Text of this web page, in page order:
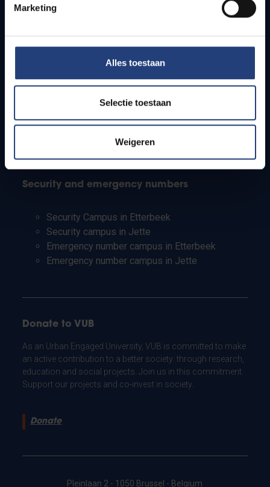
Marketing
Alles toestaan
Selectie toestaan
Weigeren
Students
PhD students
Teachers and secondary schools
Working students
Security and emergency numbers
Security Campus in Etterbeek
Security campus in Jette
Emergency number campus in Etterbeek
Emergency number campus in Jette
Donate to VUB
As an Urban Engaged University, VUB is committed to make
an active contribution to a better society: through research,
education and social projects. Join us in this commitment.
Support our projects and co-invest in society.
Donate
Pleinlaan 2 - 1050 Brussel - Belgium